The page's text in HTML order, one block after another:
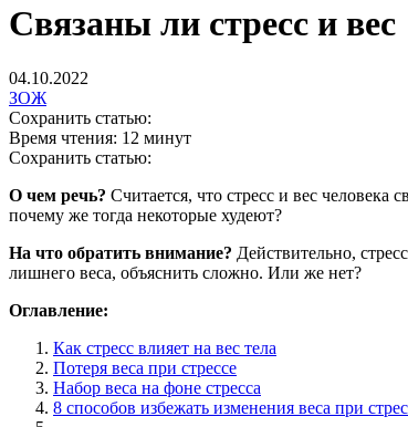
Связаны ли стресс и вес
04.10.2022
ЗОЖ
Сохранить статью:
Время чтения: 12 минут
Сохранить статью:
О чем речь? Считается, что стресс и вес
почему же тогда некоторые худеют?
На что обратить внимание? Действительно,
лишнего веса, объяснить сложно. Или же нет?
Оглавление:
Как стресс влияет на вес тела
Потеря веса при стрессе
Набор веса на фоне стресса
8 способов избежать изменения веса при